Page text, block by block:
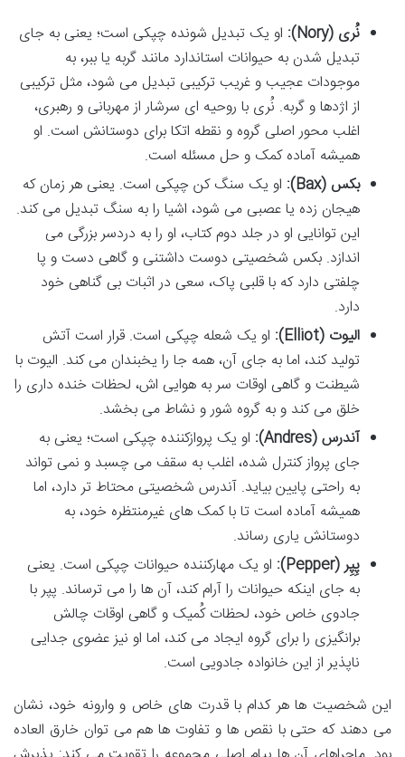
نُری (Nory):
او یک تبدیل شونده چپکی است؛ یعنی به جای
تبدیل شدن به حیوانات استاندارد مانند گربه یا ببر، به
موجودات عجیب و غریب ترکیبی تبدیل می شود، مثل ترکیبی
از اژدها و گربه. نُری با روحیه ای سرشار از مهربانی و رهبری،
اغلب محور اصلی گروه و نقطه اتکا برای دوستانش است. او
همیشه آماده کمک و حل مسئله است.
بکس (Bax):
او یک سنگ کن چپکی است. یعنی هر زمان که
هیجان زده یا عصبی می شود، اشیا را به سنگ تبدیل می کند.
این توانایی او در جلد دوم کتاب، او را به دردسر بزرگی می
اندازد. بکس شخصیتی دوست داشتنی و گاهی دست و پا
چلفتی دارد که با قلبی پاک، سعی در اثبات بی گناهی خود
دارد.
الیوت (Elliot):
او یک شعله چپکی است. قرار است آتش
تولید کند، اما به جای آن، همه جا را یخبندان می کند. الیوت با
شیطنت و گاهی اوقات سر به هوایی اش، لحظات خنده داری را
خلق می کند و به گروه شور و نشاط می بخشد.
آندرس (Andres):
او یک پروازکننده چپکی است؛ یعنی به
جای پرواز کنترل شده، اغلب به سقف می چسبد و نمی تواند
به راحتی پایین بیاید. آندرس شخصیتی محتاط تر دارد، اما
همیشه آماده است تا با کمک های غیرمنتظره خود، به
دوستانش یاری رساند.
پِپِر (Pepper):
او یک مهارکننده حیوانات چپکی است. یعنی
به جای اینکه حیوانات را آرام کند، آن ها را می ترساند. پپر با
جادوی خاص خود، لحظات کُمیک و گاهی اوقات چالش
برانگیزی را برای گروه ایجاد می کند، اما او نیز عضوی جدایی
ناپذیر از این خانواده جادویی است.
این شخصیت ها هر کدام با قدرت های خاص و وارونه خود، نشان
می دهند که حتی با نقص ها و تفاوت ها هم می توان خارق العاده